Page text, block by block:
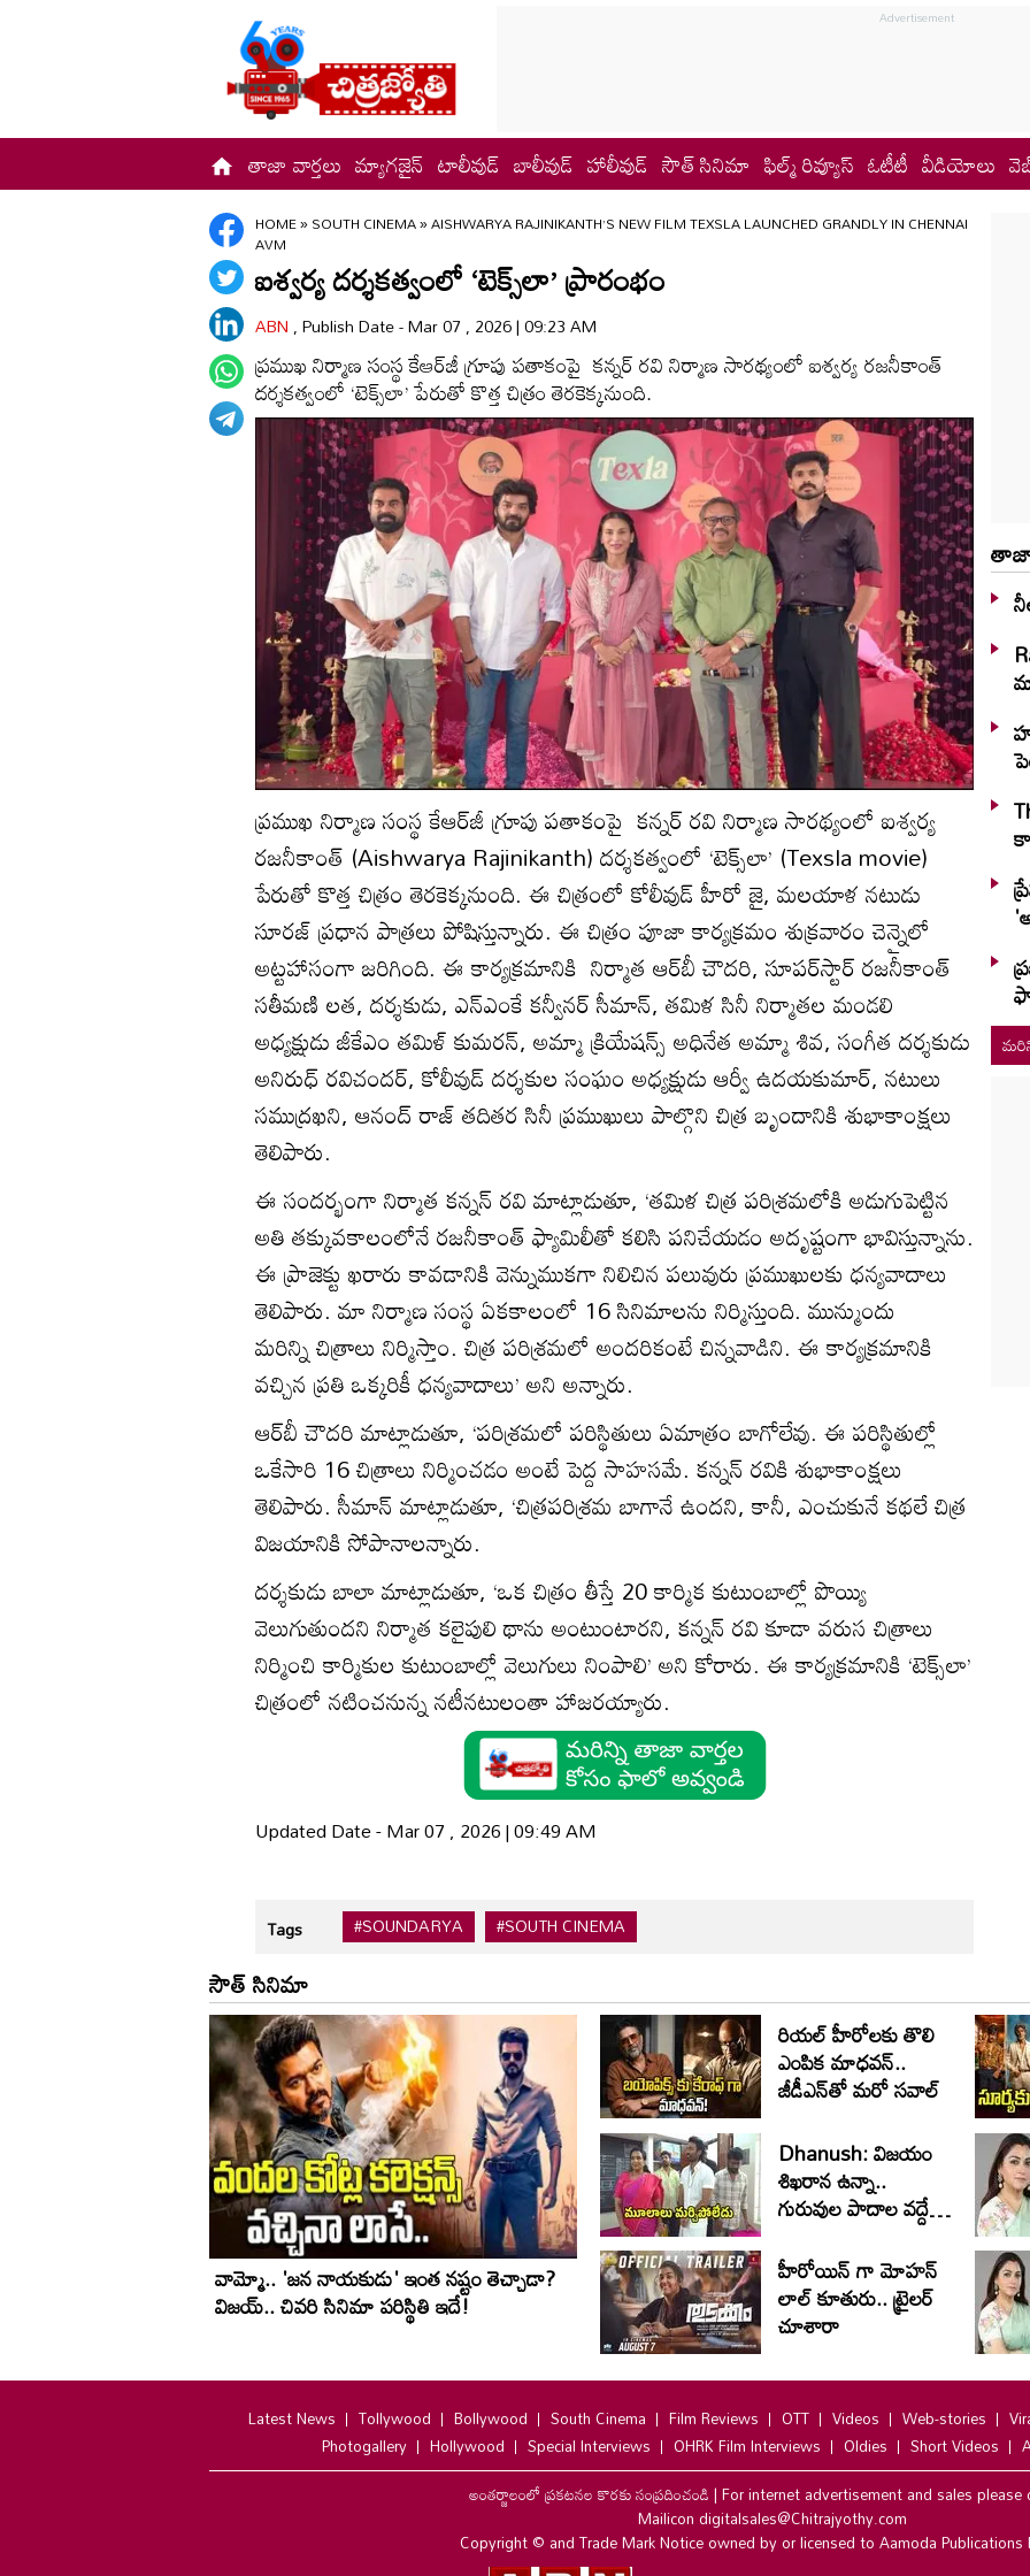
తాజా వార్తలు మ్యాగజైన్ టాలీవుడ్ బాలీవుడ్ హాలీవుడ్ సౌత్ సినిమా ఫిల్మ్ రివ్యూస్ ఓటీటీ వీడియోలు
HOME»SOUTH CINEMA»AISHWARYA RAJINIKANTH’S NEW FILM TEXSLA LAUNCHED GRANDLY IN CHENNAI
AVM
ఐశ్వర్య దర్శకత్వంలో ‘టెక్స్‌లా’ ప్రారంభం
ABN, Publish Date - Mar 07 , 2026 | 09:23 AM
ప్రముఖ నిర్మాణ సంస్థ కేఆర్‌జీ గ్రూపు పతాకంపై కన్నర్‌ రవి నిర్మాణ సారథ్యంలో ఐశ్వర్య రజనీకాంత్‌
దర్శకత్వంలో ‘టెక్స్‌లా’ పేరుతో కొత్త చిత్రం తెరకెక్కనుంది.
ప్రముఖ నిర్మాణ సంస్థ కేఆర్‌జీ గ్రూపు పతాకంపై కన్నర్‌ రవి నిర్మాణ సారథ్యంలో ఐశ్వర్య
రజనీకాంత్‌ (Aishwarya Rajinikanth) దర్శకత్వంలో ‘టెక్స్‌లా’ (Texsla movie)
పేరుతో కొత్త చిత్రం తెరకెక్కనుంది. ఈ చిత్రంలో కోలీవుడ్‌ హీరో జై, మలయాళ నటుడు
సూరజ్‌ ప్రధాన పాత్రలు పోషిస్తున్నారు. ఈ చిత్రం పూజా కార్యక్రమం శుక్రవారం చెన్నైలో
అట్టహాసంగా జరిగింది. ఈ కార్యక్రమానికి నిర్మాత ఆర్‌బీ చౌదరి, సూపర్‌స్టార్‌ రజనీకాంత్‌
సతీమణి లత, దర్శకుడు, ఎన్‌ఎంకే కన్వీనర్‌ సీమాన్‌, తమిళ సినీ నిర్మాతల మండలి
అధ్యక్షుడు జీకేఎం తమిళ్‌ కుమరన్‌, అమ్మా క్రియేషన్స్‌ అధినేత అమ్మా శివ, సంగీత దర్శకుడు
అనిరుధ్‌ రవిచందర్‌, కోలీవుడ్‌ దర్శకుల సంఘం అధ్యక్షుడు ఆర్వీ ఉదయకుమార్‌, నటులు
సముద్రఖని, ఆనంద్‌ రాజ్‌ తదితర సినీ ప్రముఖులు పాల్గొని చిత్ర బృందానికి శుభాకాంక్షలు
తెలిపారు.
ఈ సందర్భంగా నిర్మాత కన్నన్‌ రవి మాట్లాడుతూ, ‘తమిళ చిత్ర పరిశ్రమలోకి అడుగుపెట్టిన
అతి తక్కువకాలంలోనే రజనీకాంత్‌ ఫ్యామిలీతో కలిసి పనిచేయడం అదృష్టంగా భావిస్తున్నాను.
ఈ ప్రాజెక్టు ఖరారు కావడానికి వెన్నుముకగా నిలిచిన పలువురు ప్రముఖులకు ధన్యవాదాలు
తెలిపారు. మా నిర్మాణ సంస్థ ఏకకాలంలో 16 సినిమాలను నిర్మిస్తుంది. మున్ముందు
మరిన్ని చిత్రాలు నిర్మిస్తాం. చిత్ర పరిశ్రమలో అందరికంటే చిన్నవాడిని. ఈ కార్యక్రమానికి
వచ్చిన ప్రతి ఒక్కరికీ ధన్యవాదాలు’ అని అన్నారు.
ఆర్‌బీ చౌదరి మాట్లాడుతూ, ‘పరిశ్రమలో పరిస్థితులు ఏమాత్రం బాగోలేవు. ఈ పరిస్థితుల్లో
ఒకేసారి 16 చిత్రాలు నిర్మించడం అంటే పెద్ద సాహసమే. కన్నన్‌ రవికి శుభాకాంక్షలు
తెలిపారు. సీమాన్‌ మాట్లాడుతూ, ‘చిత్రపరిశ్రమ బాగానే ఉందని, కానీ, ఎంచుకునే కథలే చిత్ర
విజయానికి సోపానాలన్నారు.
దర్శకుడు బాలా మాట్లాడుతూ, ‘ఒక చిత్రం తీస్తే 20 కార్మిక కుటుంబాల్లో పొయ్యి
వెలుగుతుందని నిర్మాత కలైపులి థాను అంటుంటారని, కన్నన్‌ రవి కూడా వరుస చిత్రాలు
నిర్మించి కార్మికుల కుటుంబాల్లో వెలుగులు నింపాలి’ అని కోరారు. ఈ కార్యక్రమానికి ‘టెక్స్‌లా’
చిత్రంలో నటించనున్న నటీనటులంతా హాజరయ్యారు.
Updated Date - Mar 07 , 2026 | 09:49 AM
Tags #SOUNDARYA #SOUTH CINEMA
తాజా
సౌత్ సినిమా
వామ్మో.. 'జ‌న నాయ‌కుడు' ఇంత నష్టం తెచ్చాడా?
విజయ్.. చివరి సినిమా పరిస్థితి ఇదే!
రియల్ హీరోలకు తొలి
ఎంపిక మాధవన్..
జీడీఎన్‌తో మరో సవాల్
Dhanush: విజయం
శిఖరాన ఉన్నా..
గురువుల పాదాల వద్దే
హీరోయిన్ గా మోహన్
లాల్ కూతురు.. ట్రైలర్
చూశారా
Latest News Tollywood Bollywood South Cinema Film Reviews OTT Videos Web-stories
Photogallery
Hollywood Special Interviews OHRK Film Interviews Oldies Short Videos
అంతర్జాలంలో ప్రకటనల కొరకు సంప్రదించండి|For internet advertisement and sales please
Mailicon digitalsales@Chitrajyothy.com
Copyright © and Trade Mark Notice owned by or licensed to Aamoda Publications